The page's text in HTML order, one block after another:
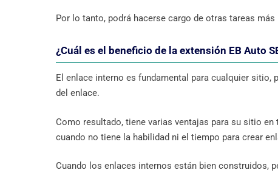
Por lo tanto, podrá hacerse cargo de otras tareas
¿Cuál es el beneficio de la extensión EB Auto
El enlace interno es fundamental para cualquier
del enlace.
Como resultado, tiene varias ventajas para su sitio en
cuando no tiene la habilidad ni el tiempo para crear
Cuando los enlaces internos están bien construidos,